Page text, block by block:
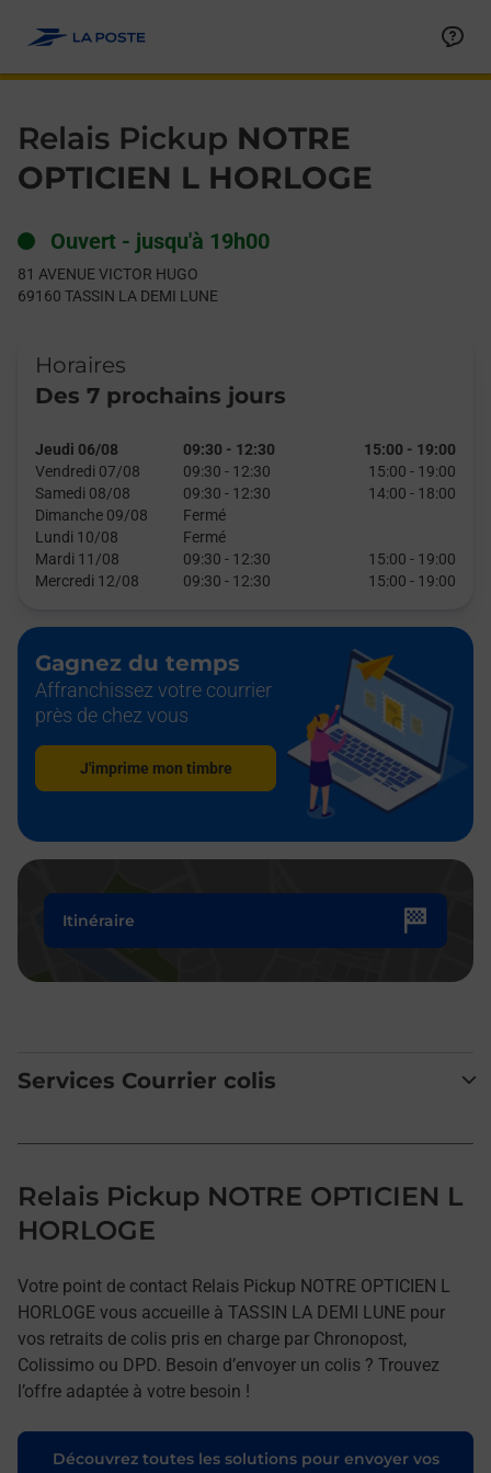
Relais Pickup NOTRE
OPTICIEN L HORLOGE
Ouvert - jusqu'à 19h00
81 AVENUE VICTOR HUGO
69160 TASSIN LA DEMI LUNE
Horaires
Des 7 prochains jours
Jeudi 06/08 09:30 - 12:30 15:00 - 19:00
Vendredi 07/08
09:30 - 12:30 15:00 - 19:00
Samedi 08/08
09:30 - 12:30 14:00 - 18:00
Dimanche 09/08
Fermé
Lundi 10/08
Fermé
Mardi 11/08
09:30 - 12:30 15:00 - 19:00
Mercredi 12/08
09:30 - 12:30 15:00 - 19:00
Gagnez du temps
Affranchissez votre courrier
près de chez vous
J'imprime mon timbre
Itinéraire
Services Courrier colis
Relais Pickup NOTRE OPTICIEN L
HORLOGE
Votre point de contact Relais Pickup NOTRE OPTICIEN L
HORLOGE vous accueille à TASSIN LA DEMI LUNE pour
vos retraits de colis pris en charge par Chronopost,
Colissimo ou DPD. Besoin d’envoyer un colis ? Trouvez
l’offre adaptée à votre besoin !
Découvrez toutes les solutions pour envoyer vos